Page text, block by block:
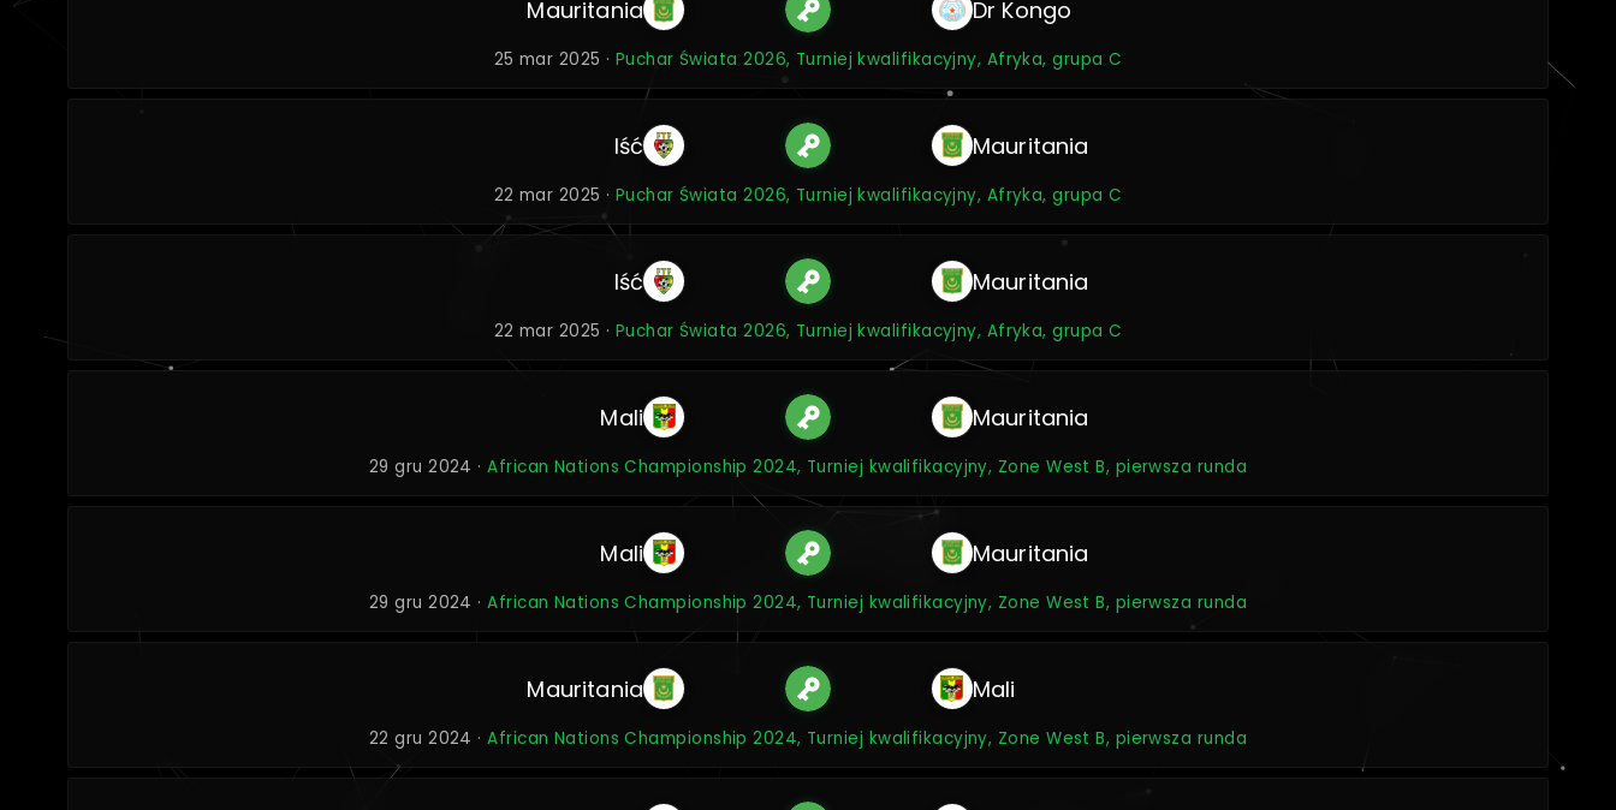
Mauritania Dr Kongo
25 mar 2025 · Puchar Świata 2026, Turniej kwalifikacyjny, Afryka, grupa C
Iść Mauritania
22 mar 2025 · Puchar Świata 2026, Turniej kwalifikacyjny, Afryka, grupa C
Iść Mauritania
22 mar 2025 · Puchar Świata 2026, Turniej kwalifikacyjny, Afryka, grupa C
Mali Mauritania
29 gru 2024 ·African Nations Championship 2024, Turniej kwalifikacyjny, Zone West B, pierwsza runda
Mali Mauritania
29 gru 2024 ·African Nations Championship 2024, Turniej kwalifikacyjny, Zone West B, pierwsza runda
Mauritania Mali
22 gru 2024 ·African Nations Championship 2024, Turniej kwalifikacyjny, Zone West B, pierwsza runda